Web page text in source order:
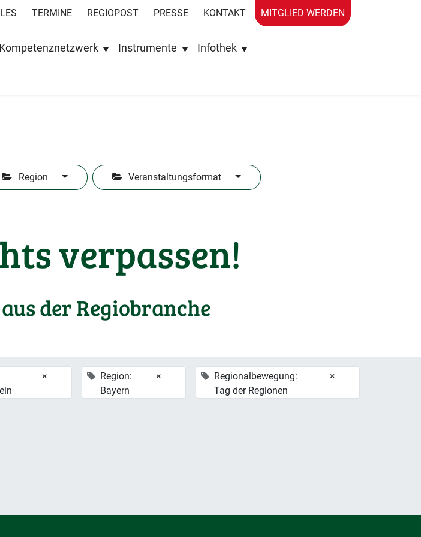
TERMINE REGIOPOST PRESSE KONTAKT MITGLIED WERDEN
Kompetenznetzwerk Instrumente Infothek
Region Veranstaltungsformat
verpassen!
der Regiobranche
×
Region:
Bayern
×
Regionalbewegung:
Tag der Regionen
×